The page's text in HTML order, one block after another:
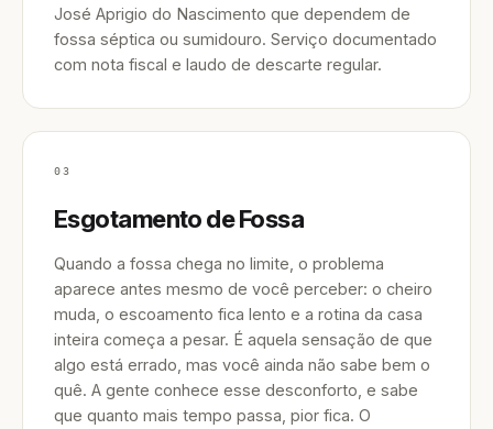
José Aprigio do Nascimento que dependem de
fossa séptica ou sumidouro. Serviço documentado
com nota fiscal e laudo de descarte regular.
03
Esgotamento de Fossa
Quando a fossa chega no limite, o problema
aparece antes mesmo de você perceber: o cheiro
muda, o escoamento fica lento e a rotina da casa
inteira começa a pesar. É aquela sensação de que
algo está errado, mas você ainda não sabe bem o
quê. A gente conhece esse desconforto, e sabe
que quanto mais tempo passa, pior fica. O